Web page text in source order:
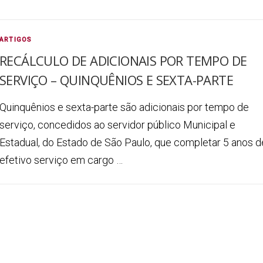
ARTIGOS
RECÁLCULO DE ADICIONAIS POR TEMPO DE
SERVIÇO – QUINQUÊNIOS E SEXTA-PARTE
Quinquênios e sexta-parte são adicionais por tempo de
serviço, concedidos ao servidor público Municipal e
Estadual, do Estado de São Paulo, que completar 5 anos
efetivo serviço em cargo …